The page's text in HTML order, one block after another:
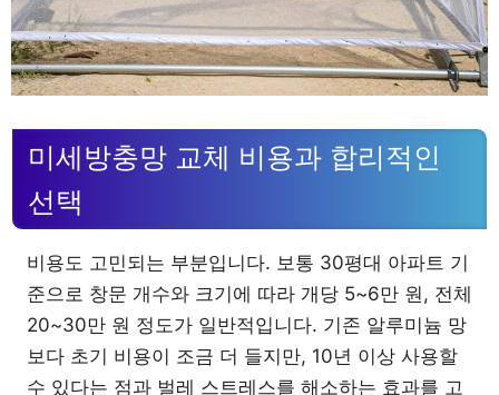
미세방충망 교체 비용과 합리적인
선택
비용도 고민되는 부분입니다. 보통 30평대 아파트 기
준으로 창문 개수와 크기에 따라 개당 5~6만 원, 전체
20~30만 원 정도가 일반적입니다. 기존 알루미늄 망
보다 초기 비용이 조금 더 들지만, 10년 이상 사용할
수 있다는 점과 벌레 스트레스를 해소하는 효과를 고